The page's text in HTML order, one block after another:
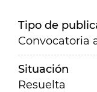
Tipo de
Convocatoria
Situación
Resuelta